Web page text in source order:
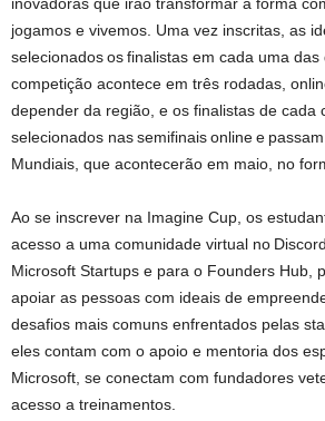
jogamos e vivemos. Uma vez inscritas, as
selecionados os finalistas em cada uma
competição acontece em três rodadas,
depender da região, e os finalistas de cada
selecionados nas semifinais online e
Mundiais, que acontecerão em maio, no
Ao se inscrever na Imagine Cup, os
acesso a uma comunidade virtual no
Microsoft Startups e para o Founders Hub,
apoiar as pessoas com ideais de
desafios mais comuns enfrentados pelas
eles contam com o apoio e mentoria dos
Microsoft, se conectam com fundadores
acesso a treinamentos.